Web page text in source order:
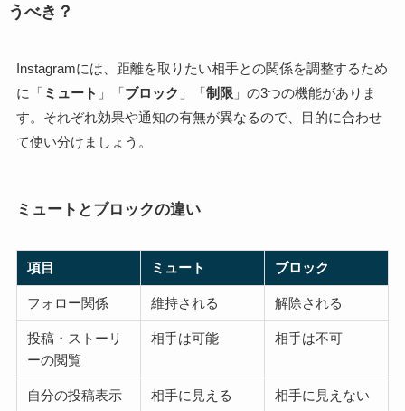
うべき？
Instagramには、距離を取りたい相手との関係を調整するため
に「 ミュート 」「ブロック 」「制限 」の3つの機能がありま
す。それぞれ効果や通知の有無が異なるので、目的に合わせ
て使い分けましょう。
ミュートとブロックの違い
項目 ミュート ブロック
フォロー関係 維持される 解除される
投稿・ストーリ
ーの閲覧
相手は可能 相手は不可
自分の投稿表示 相手に見える 相手に見えない